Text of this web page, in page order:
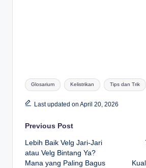
Tags:
Glosarium Kelistrikan Tips dan Trik
Last updated on April 20, 2026
Post
navigation
Previous Post
Lebih Baik Velg Jari-Jari
atau Velg Bintang Ya?
Mana yang Paling Bagus